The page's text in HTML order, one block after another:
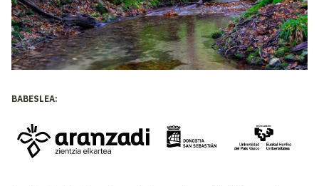
BABESLEA: